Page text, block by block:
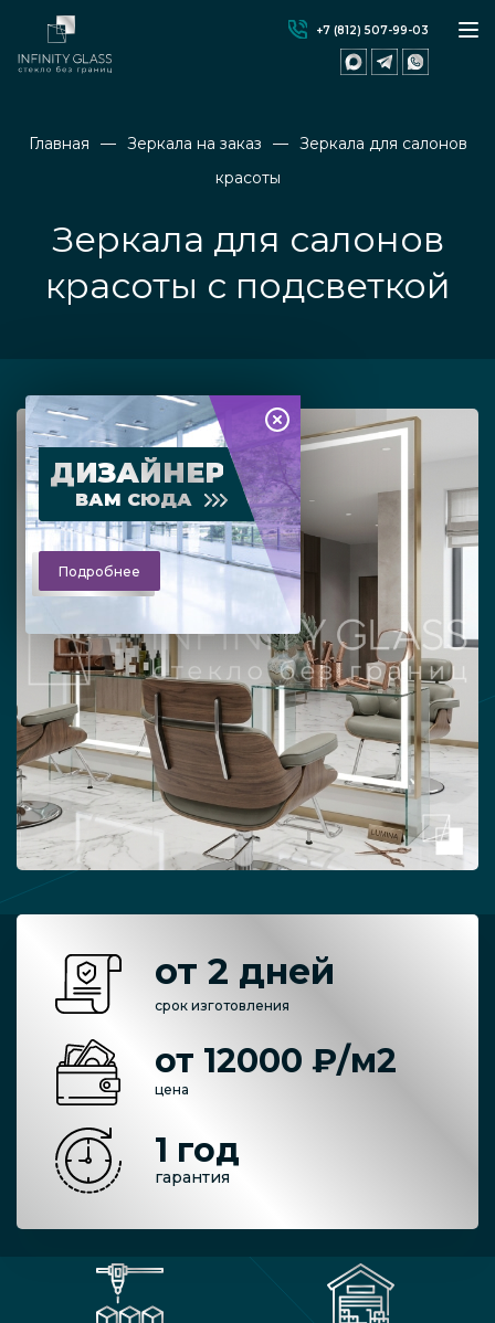
+7 (812) 507-99-03
Главная Зеркала на заказ
Зеркала для салонов
красоты
Зеркала для салонов
красоты с подсветкой
ДИЗАЙНЕР
ВАМ СЮДА
Подробнее
от 2 дней
срок изготовления
от 12000 ₽/м2
цена
1 год
гарантия